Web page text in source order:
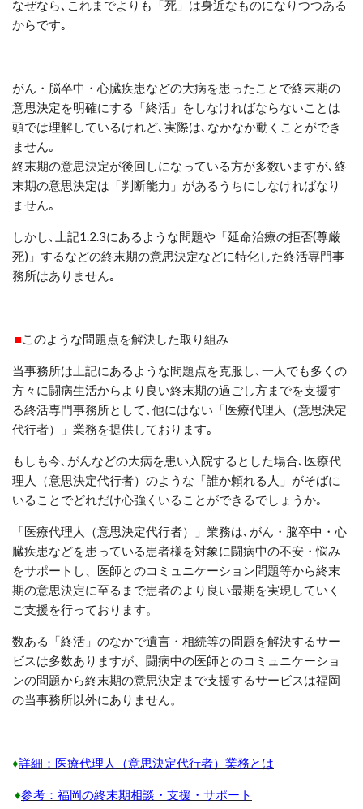
なぜなら､これまでよりも「死」は身近なものになりつつある
からです｡
がん・脳卒中・心臓疾患などの大病を患ったことで終末期の
意思決定を明確にする「終活」をしなければならないことは
頭では理解しているけれど､実際は､なかなか動くことができ
ません｡
終末期の意思決定が後回しになっている方が多数いますが､終
末期の意思決定は「判断能力」があるうちにしなければなり
ません｡
しかし､上記1.2.3にあるような問題や「延命治療の拒否(尊厳
死)」するなどの終末期の意思決定などに特化した終活専門事
務所はありません｡
■このような問題点を解決した取り組み
当事務所は上記にあるような問題点を克服し､一人でも多くの
方々に闘病生活からより良い終末期の過ごし方までを支援す
る終活専門事務所として､他にはない「医療代理人（意思決定
代行者）」業務を提供しております｡
もしも今､がんなどの大病を患い入院するとした場合､医療代
理人（意思決定代行者）のような「誰か頼れる人」がそばに
いることでどれだけ心強くいることができるでしょうか｡
「医療代理人（意思決定代行者）」業務は､がん・脳卒中・心
臓疾患などを患っている患者様を対象に闘病中の不安・悩み
をサポートし、医師とのコミュニケーション問題等から終末
期の意思決定に至るまで患者のより良い最期を実現していく
ご支援を行っております。
数ある「終活」のなかで遺言・相続等の問題を解決するサー
ビスは多数ありますが、闘病中の医師とのコミュニケーショ
ンの問題から終末期の意思決定まで支援するサービスは福岡
の当事務所以外にありません。
♦詳細：医療代理人（意思決定代行者）業務とは
♦参考：福岡の終末期相談・支援・サポート